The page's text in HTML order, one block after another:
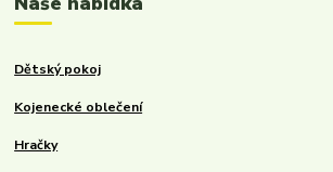
Dětský pokoj
Kojenecké oblečení
Hračky